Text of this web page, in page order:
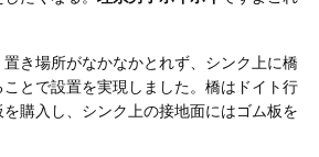
き場所がなかなかとれず、シンク上に橋
とで設置を実現しました。橋はドイト行
購入し、シンク上の接地面にはゴム板を